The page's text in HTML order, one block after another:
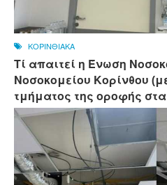
ΚΟΡΙΝΘΙΑΚΑ
Τί απαιτεί η Ένωση
Νοσοκομείου Κορίνθου
τμήματος της οροφής